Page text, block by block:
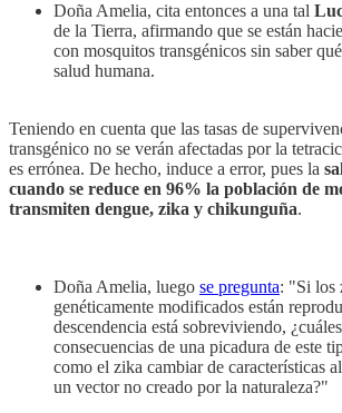
Doña Amelia, cita entonces a una tal
de la Tierra, afirmando que se están
con mosquitos transgénicos sin saber
salud humana.
Teniendo en cuenta que las tasas de
transgénico no se verán afectadas por la
es errónea. De hecho, induce a error, pues la
cuando se reduce en 96% la población de
transmiten dengue, zika y chikunguña.
Doña Amelia, luego se pregunta: "Si los
genéticamente modificados están
descendencia está sobreviviendo,
consecuencias de una picadura de este
como el zika cambiar de características
un vector no creado por la naturaleza?"